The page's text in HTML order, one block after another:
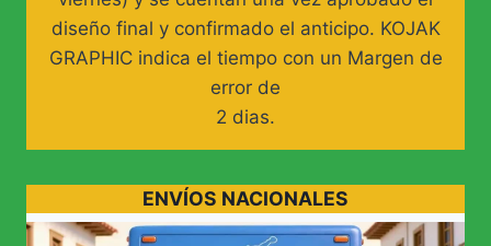
diseño final y confirmado el anticipo. KOJAK
GRAPHIC indica el tiempo con un Margen de
error de
2 dias.
ENVÍOS NACIONALES